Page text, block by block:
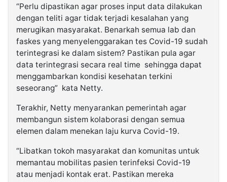
“Perlu dipastikan agar proses input data dilakukan
dengan teliti agar tidak terjadi kesalahan yang
merugikan masyarakat. Benarkah semua lab dan
faskes yang menyelenggarakan tes Covid-19 sudah
terintegrasi ke dalam sistem? Pastikan pula agar
data terintegrasi secara real time sehingga dapat
menggambarkan kondisi kesehatan terkini
seseorang” kata Netty.
Terakhir, Netty menyarankan pemerintah agar
membangun sistem kolaborasi dengan semua
elemen dalam menekan laju kurva Covid-19.
“Libatkan tokoh masyarakat dan komunitas untuk
memantau mobilitas pasien terinfeksi Covid-19
atau menjadi kontak erat. Pastikan mereka